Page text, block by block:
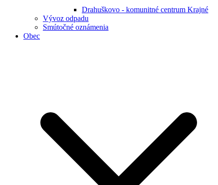
Drahuškovo - komunitné centrum Krajné
Vývoz odpadu
Smútočné oznámenia
Obec